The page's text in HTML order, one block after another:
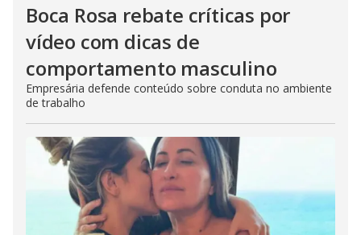
Boca Rosa rebate críticas por
vídeo com dicas de
comportamento masculino
Empresária defende conteúdo sobre conduta no ambiente
de trabalho